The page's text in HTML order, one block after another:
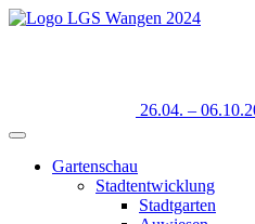
26.04. –
Gartenschau
Stadtentwicklung
Stadtgarten